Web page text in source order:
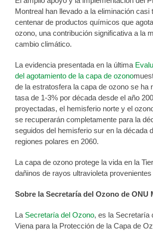
Montreal han llevado a la eliminación casi
centenar de productos químicos que
ozono, una contribución significativa a la
cambio climático.
La evidencia presentada en la última
del agotamiento de la capa de ozono
de la estratosfera la capa de ozono se ha
tasa de 1-3% por década desde el año
proyectadas, el hemisferio norte y el
se recuperarán completamente para la
seguidos del hemisferio sur en la década
regiones polares en 2060.
La capa de ozono protege la vida en la
dañinos de rayos ultravioleta provenientes
Sobre la Secretaría del Ozono de ONU
La Secretaría del Ozono, es la Secretaría
Viena para la Protección de la Capa de